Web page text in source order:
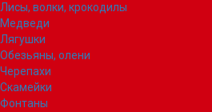
Лисы, волки, крокодилы
Медведи
Лягушки
Обезьяны, олени
Черепахи
Скамейки
Фонтаны